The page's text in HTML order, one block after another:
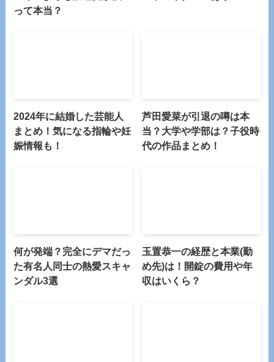
って本当？
2024年に結婚した芸能人
まとめ！気になる指輪や妊
娠情報も！
芦田愛菜が引退の噂は本
当？大学や学部は？子役時
代の作品まとめ！
何が発端？完全にデマだっ
た有名人同士の熱愛スキャ
ンダル3選
玉置恭一の経歴と本業(勤
め先)は！開錠の費用や年
収はいくら？